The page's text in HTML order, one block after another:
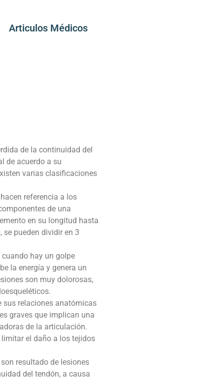
Articulos Médicos
de la continuidad del
de acuerdo a su
varias clasificaciones
referencia a los
de una
en su longitud hasta
pueden dividir en 3
hay un golpe
la energía y genera un
son muy dolorosas,
sus relaciones anatómicas
graves que implican una
de la articulación.
el daño a los tejidos
resultado de lesiones
del tendón, a causa